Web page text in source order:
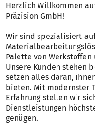
Herzlich Willkommen
Präzision GmbH!
Wir sind spezialisiert
Palette von
Unsere Kunden stehen
setzen alles daran,
bieten. Mit modernster
Erfahrung stellen wir
Dienstleistungen
genügen.